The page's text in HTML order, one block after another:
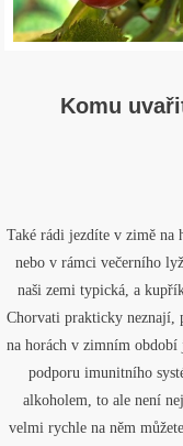
Komu
Také rádi jezdíte v zimě na
nebo v rámci večerního
naši zemi typická, a
Chorvati prakticky neznají,
na horách v zimním
podporu imunitního
alkoholem, to ale není
velmi rychle na něm